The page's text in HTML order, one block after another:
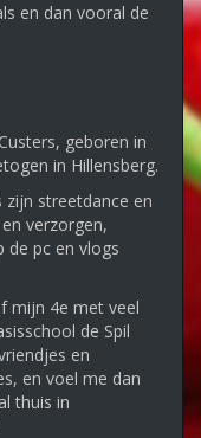
en dan vooral de
geboren in
in Hillensberg.
zijn streetdance en
verzorgen,
de pc en vlogs
mijn 4e met veel
de Spil
en
en voel me dan
thuis in